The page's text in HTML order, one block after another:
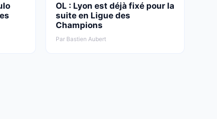
OL : Lyon est déjà fixé pour la
suite en Ligue des
Champions
Par Bastien Aubert